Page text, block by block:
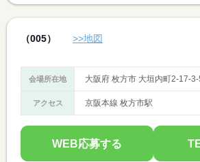
（005） >>地図
会場所在地 大阪府 枚方市 大垣内町2-17-
アクセス 京阪本線 枚方市駅
WEB応募する